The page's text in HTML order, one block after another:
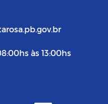
às 13:00hs